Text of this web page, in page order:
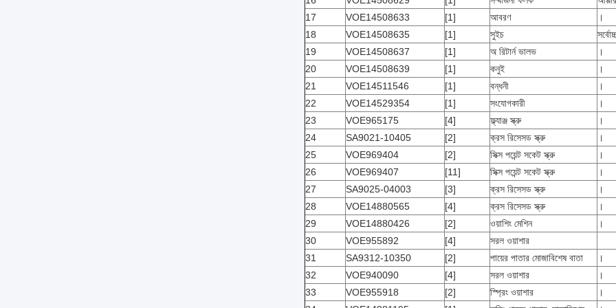
17
VOE14508633 [1] আবরণ
।
18
VOE14508635 [1] সুইচ
19
VOE14508637 [1] অ রিটার্ন ভালভ
।
20
VOE14508639 [1] কনুই
।
21
VOE14511546 [1] বন্ধনী
।
22
VOE14529354 [1] সংযোগকারী
।
23
VOE965175 [4] ফ্ল্যাঞ্জ স্ক্রু
।
24
SA9021-10405 [2] ক্রস রিসেসড স্ক্রু
।
25
VOE969404 [2] সিক্স পয়েন্ট সকেট স্ক্রু
।
26
VOE969407 [11] সিক্স পয়েন্ট সকেট স্ক্রু
।
27
SA9025-04003 [3] ক্রস রিসেসড স্ক্রু
।
28
VOE14880565 [4] ক্রস রিসেসড স্ক্রু
।
29
VOE14880426 [2] ওয়াশিং মেশিন
।
30
VOE955892 [4]
সরল ওয়াশার
31
SA9312-10350 [2] পায়ের পাতার মোজাবিশেষ বাতা
।
32
VOE940090 [4] সরল ওয়াশার
।
33
VOE955918 [2] স্প্রিং ওয়াশার
।